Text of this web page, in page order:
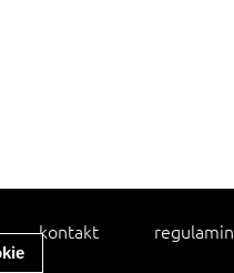
kontakt regulamin